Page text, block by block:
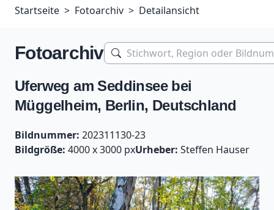
Startseite Fotoarchiv Detailansicht
Fotoarchiv
Uferweg am Seddinsee bei
Müggelheim, Berlin, Deutschland
Bildnummer: 202311130-23
Bildgröße: 4000 x 3000 pxUrheber: Steffen Hauser